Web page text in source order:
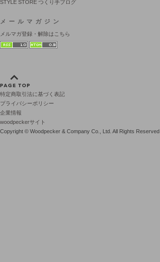
STYLE STORE つくり手ブログ
メールマガジン
メルマガ登録・解除はこちら
特定商取引法に基づく表記
プライバシーポリシー
企業情報
woodpeckerサイト
Copyright © Woodpecker & Company Co., Ltd. All Rights Reserved